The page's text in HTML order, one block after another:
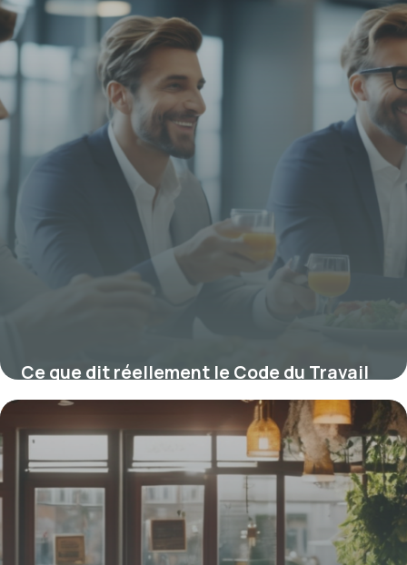
Ce que dit réellement le Code du Travail
sur la pause déjeuner et ses implications
29 janvier 2026